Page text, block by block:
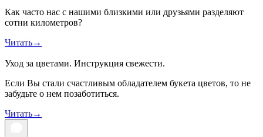
Как часто нас с нашими близкими или друзьями разделяют
сотни километров?
Читать→
Уход за цветами. Инструкция свежести.
Если Вы стали счастливым обладателем букета цветов, то не
забудьте о нем позаботиться.
Читать→